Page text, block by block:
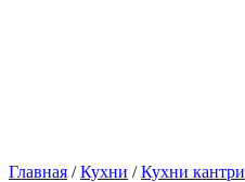
Главная /Кухни /Кухни кантри